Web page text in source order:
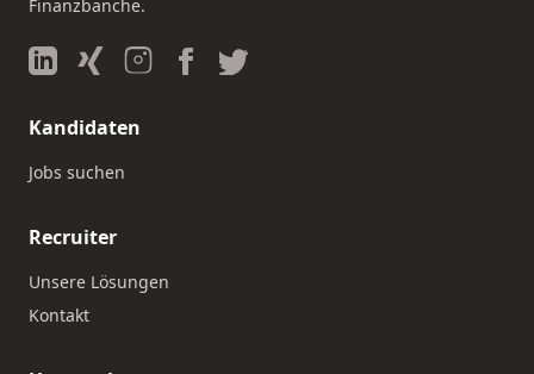
Finanzbanche.
Kandidaten
Jobs suchen
Recruiter
Unsere Lösungen
Kontakt